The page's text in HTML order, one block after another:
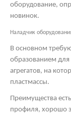
оборудование,
новинок.
Наладчик
В основном
образованием
агрегатов, на
пластмассы.
Преимущества
профиля, хорошо